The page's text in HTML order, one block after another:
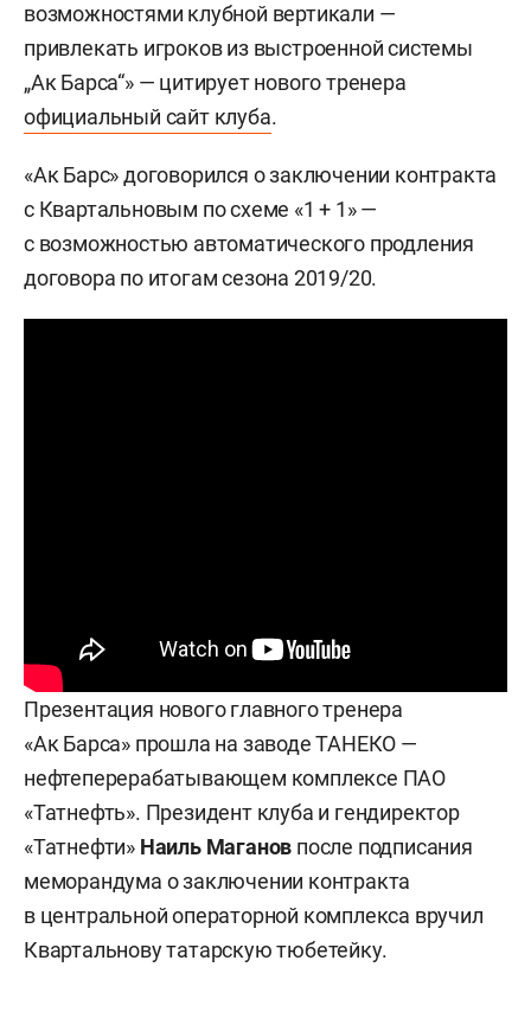
возможностями клубной вертикали —
привлекать игроков из выстроенной системы
„Ак Барса“» — цитирует нового тренера
официальный сайт клуба.
«Ак Барс» договорился о заключении контракта
с Квартальновым по схеме «1 + 1» —
с возможностью автоматического продления
договора по итогам сезона 2019/20.
Презентация нового главного тренера
«Ак Барса» прошла на заводе ТАНЕКО —
нефтеперерабатывающем комплексе ПАО
«Татнефть». Президент клуба и гендиректор
«Татнефти» Наиль Маганов после подписания
меморандума о заключении контракта
в центральной операторной комплекса вручил
Квартальнову татарскую тюбетейку.